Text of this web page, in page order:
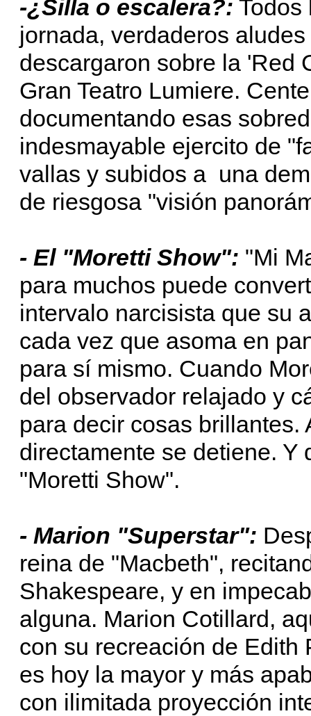
-¿Silla o escalera?: Todos
jornada, verdaderos
descargaron sobre la 'Red
Gran Teatro Lumiere.
documentando esas
indesmayable ejercito de
vallas y subidos a una
de riesgosa "visión
- El "Moretti Show": "Mi
para muchos puede
intervalo narcisista que su
cada vez que asoma en
para sí mismo. Cuando
del observador relajado y
para decir cosas
directamente se detiene.
"Moretti Show".
- Marion "Superstar":
reina de "Macbeth",
Shakespeare, y en
alguna. Marion Cotillard,
con su recreación de Edith
es hoy la mayor y más
con ilimitada proyección